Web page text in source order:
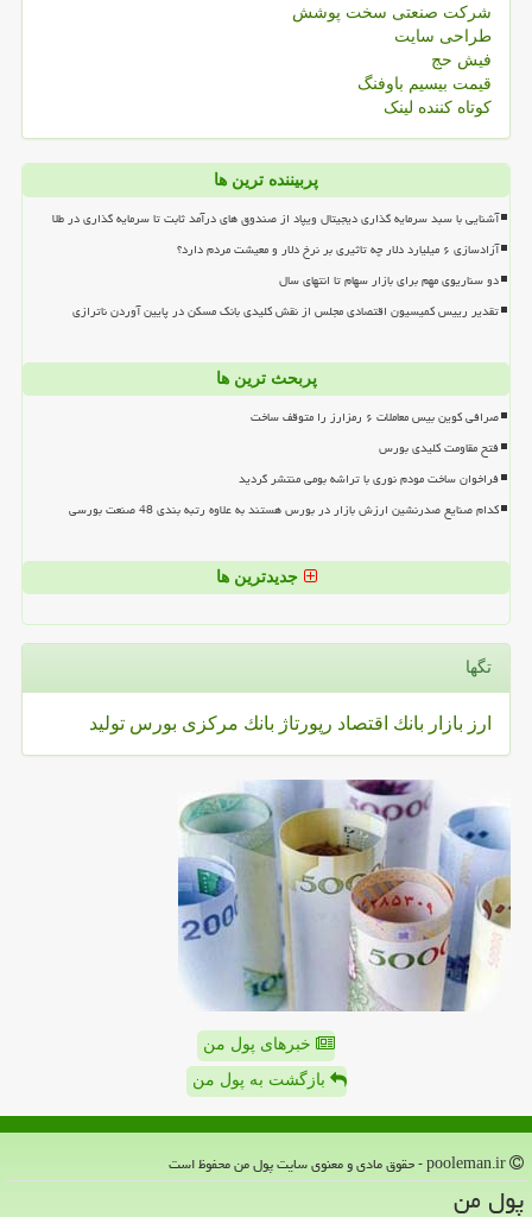
شرکت صنعتی سخت پوشش
طراحی سایت
فیش حج
قیمت بیسیم باوفنگ
کوتاه کننده لینک
پربیننده ترین ها
آشنایی با سبد سرمایه گذاری دیجیتال ویپاد از صندوق های درآمد ثابت تا سرمایه گذاری در طلا
آزادسازی ۶ میلیارد دلار چه تاثیری بر نرخ دلار و معیشت مردم دارد؟
دو سناریوی مهم برای بازار سهام تا انتهای سال
تقدیر رییس کمیسیون اقتصادی مجلس از نقش کلیدی بانک مسکن در پایین آوردن ناترازی
پربحث ترین ها
صرافی کوین بیس معاملات ۶ رمزارز را متوقف ساخت
فتح مقاومت کلیدی بورس
فراخوان ساخت مودم نوری با تراشه بومی منتشر گردید
کدام صنایع صدرنشین ارزش بازار در بورس هستند به علاوه رتبه بندی 48 صنعت بورسی
جدیدترین ها
تگها
ارز بازار بانك اقتصاد رپورتاژ بانك مركزی بورس تولید
خبرهای پول من
بازگشت به پول من
پول من